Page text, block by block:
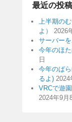
最近の投稿
上半期の
よ）
2026
サーバー
今年のほ
日
今年のぱ
るよ) 2024
VRCで遊
2024年9月